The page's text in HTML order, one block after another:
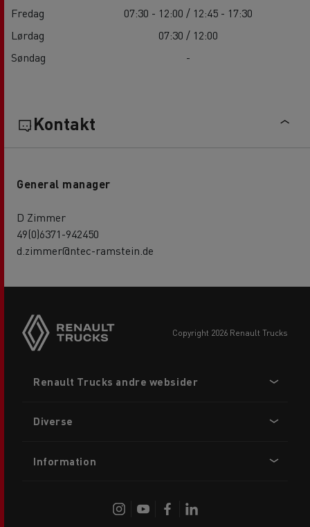
Fredag
07:30 - 12:00 / 12:45 - 17:30
Lørdag
07:30 / 12:00
Søndag
-
Kontakt
General manager
D Zimmer
49(0)6371-942450
d.zimmer@ntec-ramstein.de
copyright 2026 Renault Trucks
menu
Renault Trucks andre websider
Diverse
Information